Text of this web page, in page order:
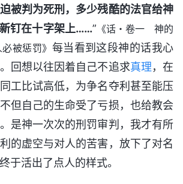
被判为死刑，多少残酷的法官给神
钉在十字架上……” 《话・卷一 神的
被惩罚》 每当看到这段神的话我心
回想以往因着自己不追求真理，在
工比试高低，为争名夺利甚至能压
但自己的生命受了亏损，也给教会
是神一次次的刑罚审判，我才有所
的虚空与对人的苦害，放下了对名
于活出了点人的样式。